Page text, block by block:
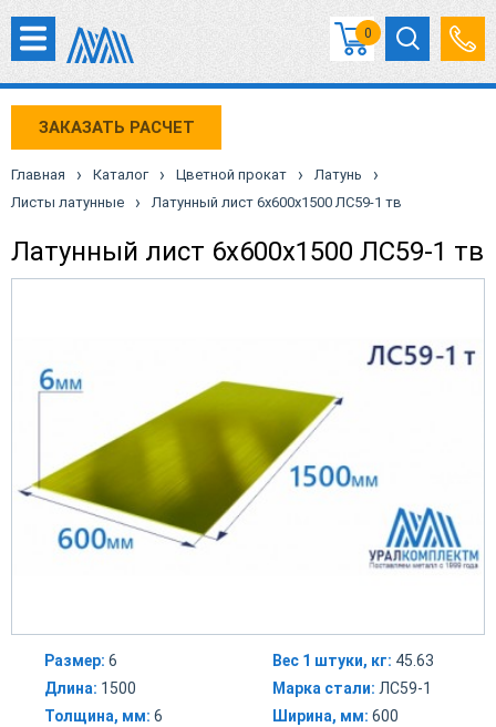
0
ЗАКАЗАТЬ РАСЧЕТ
Главная › Каталог › Цветной прокат › Латунь ›
Листы латунные › Латунный лист 6х600х1500 ЛС59-1 тв
Латунный лист 6х600х1500 ЛС59-1 тв
Размер: 6
Длина: 1500
Толщина, мм: 6
Вес 1 штуки, кг: 45.63
Марка стали: ЛС59-1
Ширина, мм: 600